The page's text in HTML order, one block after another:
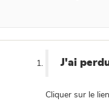
J'ai
Cliquer sur le lien